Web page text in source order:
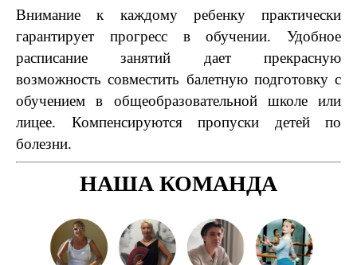
Внимание к каждому ребенку практически
гарантирует прогресс в обучении. Удобное
расписание занятий дает прекрасную
возможность совместить балетную подготовку с
обучением в общеобразовательной школе или
лицее. Компенсируются пропуски детей по
болезни.
НАША КОМАНДА